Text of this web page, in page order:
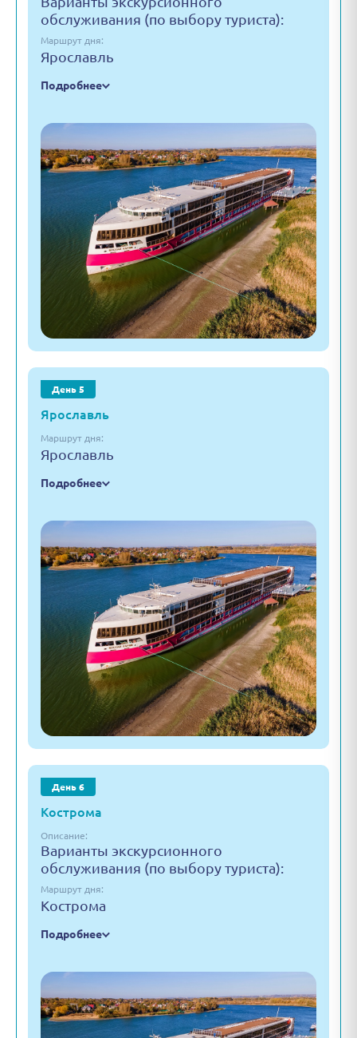
обслуживания (по выбору туриста):
Маршрут дня:
Ярославль
Подробнее
День 5
Ярославль
Маршрут дня:
Ярославль
Подробнее
День 6
Кострома
Описание:
Варианты экскурсионного
обслуживания (по выбору туриста):
Маршрут дня:
Кострома
Подробнее